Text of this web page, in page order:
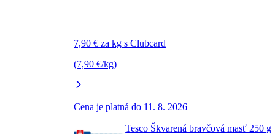
7,90 € za kg s Clubcard
(7,90 €/kg)
Cena je platná do 11. 8. 2026
Tesco Škvarená bravčová masť 250 g